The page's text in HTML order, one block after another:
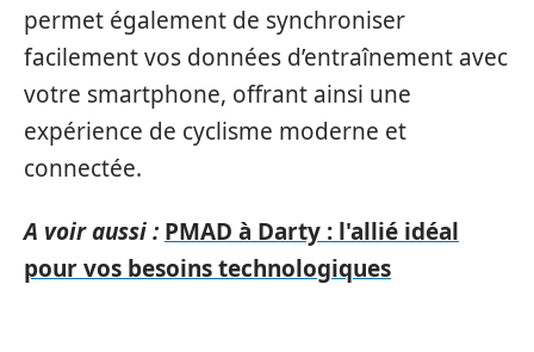
permet également de synchroniser
facilement vos données d’entraînement avec
votre smartphone, offrant ainsi une
expérience de cyclisme moderne et
connectée.
A voir aussi : PMAD à Darty : l'allié idéal
pour vos besoins technologiques